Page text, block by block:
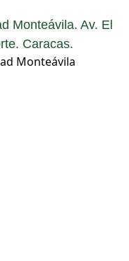
Monteávila. Av. El
Caracas.
Monteávila